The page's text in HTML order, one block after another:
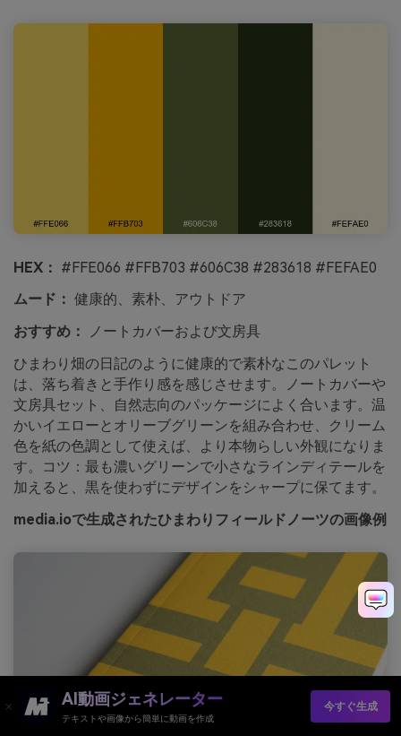
HEX： #FFE066 #FFB703 #606C38 #283618 #FEFAE0
ムード： 健康的、素朴、アウトドア
おすすめ：
ノートカバーおよび文房具
ひまわり畑の日記のように健康的で素朴なこのパレット
は、落ち着きと手作り感を感じさせます。ノートカバーや
文房具セット、自然志向のパッケージによく合います。温
かいイエローとオリーブグリーンを組み合わせ、クリーム
色を紙の色調として使えば、より本物らしい外観になりま
す。コツ：最も濃いグリーンで小さなラインディテールを
加えると、黒を使わずにデザインをシャープに保てます。
media.ioで生成されたひまわりフィールドノーツの画像例
AI動画ジェネレーター
テキストや画像から簡単に動画を作成
今すぐ生成